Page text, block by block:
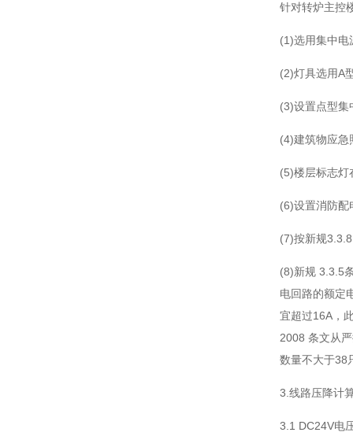
针对转炉主控
(1)选用集中电
(2)灯具选用A
(3)设置点型集
(4)建筑物应急
(5)楼层标志灯
(6)设置消防配
(7)按新规
(8)新规 3.3.5
电回路的额定
宜超过16A，
2008 条文从
数量不大于38
3.线路压降计
3.1 DC24V电